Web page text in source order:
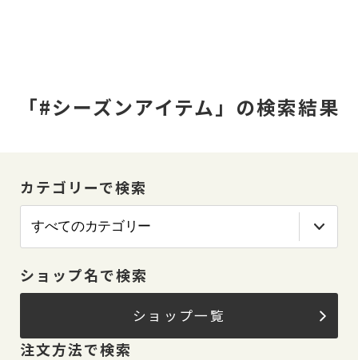
「#シーズンアイテム」の検索結果
カテゴリーで検索
ショップ名で検索
ショップ一覧
注文方法で検索